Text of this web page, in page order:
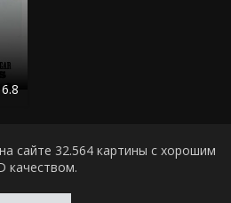
6.8
сайте 32.564 картины с хорошим
качеством.